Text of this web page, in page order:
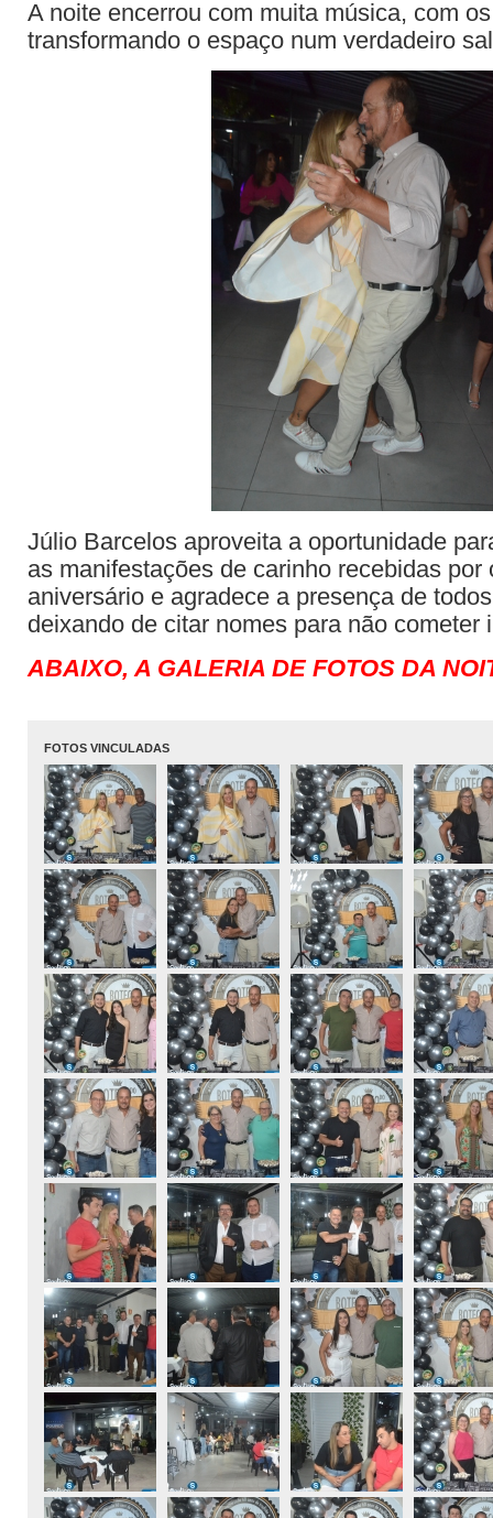
A noite encerrou com muita música, com
transformando o espaço num verdadeiro
Júlio Barcelos aproveita a oportunidade
as manifestações de carinho recebidas por
aniversário e agradece a presença de
deixando de citar nomes para não cometer
ABAIXO, A GALERIA DE FOTOS DA
FOTOS VINCULADAS